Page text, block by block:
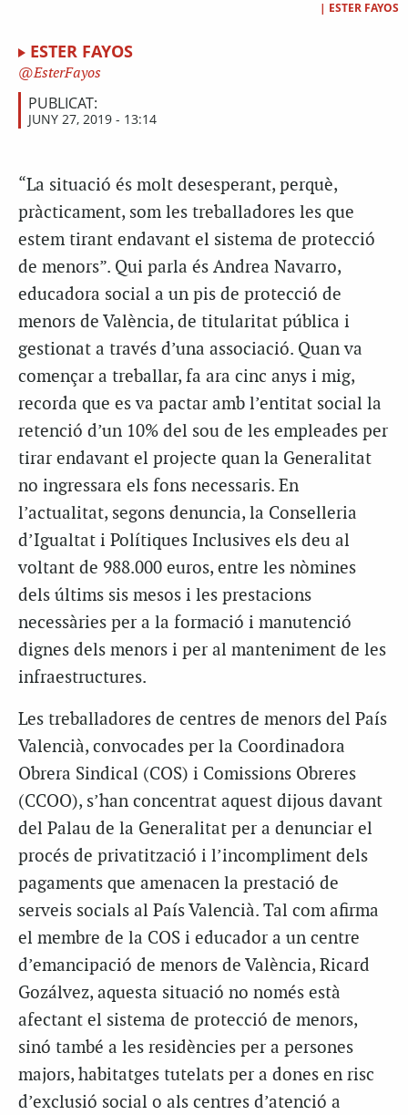
| ESTER FAYOS
ESTER FAYOS
EsterFayos
PUBLICAT:
JUNY 27, 2019 - 13:14
“La situació és molt desesperant, perquè,
pràcticament, som les treballadores les que
estem tirant endavant el sistema de protecció
de menors”. Qui parla és Andrea Navarro,
educadora social a un pis de protecció de
menors de València, de titularitat pública i
gestionat a través d’una associació. Quan va
començar a treballar, fa ara cinc anys i mig,
recorda que es va pactar amb l’entitat social la
retenció d’un 10% del sou de les empleades per
tirar endavant el projecte quan la Generalitat
no ingressara els fons necessaris. En
l’actualitat, segons denuncia, la Conselleria
d’Igualtat i Polítiques Inclusives els deu al
voltant de 988.000 euros, entre les nòmines
dels últims sis mesos i les prestacions
necessàries per a la formació i manutenció
dignes dels menors i per al manteniment de les
infraestructures.
Les treballadores de centres de menors del País
Valencià, convocades per la Coordinadora
Obrera Sindical (COS) i Comissions Obreres
(CCOO), s’han concentrat aquest dijous davant
del Palau de la Generalitat per a denunciar el
procés de privatització i l’incompliment dels
pagaments que amenacen la prestació de
serveis socials al País Valencià. Tal com afirma
el membre de la COS i educador a un centre
d’emancipació de menors de València, Ricard
Gozálvez, aquesta situació no només està
afectant el sistema de protecció de menors,
sinó també a les residències per a persones
majors, habitatges tutelats per a dones en risc
d’exclusió social o als centres d’atenció a